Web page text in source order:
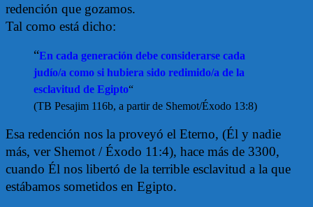
redención que gozamos.
Tal como está dicho:
“En cada generación debe considerarse cada
judío/a como si hubiera sido redimido/a de la
esclavitud de Egipto“
(TB Pesajim 116b, a partir de Shemot/Éxodo 13:8)
Esa redención nos la proveyó el Eterno, (Él y nadie
más, ver Shemot / Éxodo 11:4), hace más de 3300,
cuando Él nos libertó de la terrible esclavitud a la que
estábamos sometidos en Egipto.